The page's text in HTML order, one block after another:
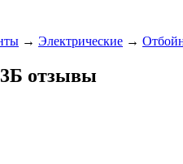
→ Электрические →
отзывы